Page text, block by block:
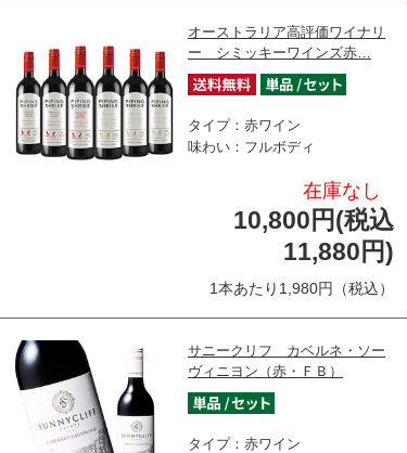
オーストラリア高評価ワイナリ
ー シミッキーワインズ赤…
タイプ：赤ワイン
味わい：フルボディ
在庫なし
10,800円(税込
11,880円)
1本あたり1,980円（税込）
サニークリフ カベルネ・ソー
ヴィニヨン（赤・ＦＢ）
タイプ：赤ワイン